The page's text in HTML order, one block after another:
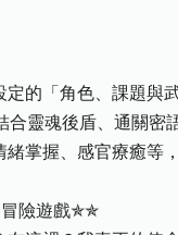
的「角色、課題與
靈魂後盾、通關密
掌握、感官療癒等
冒險遊戲✯✯